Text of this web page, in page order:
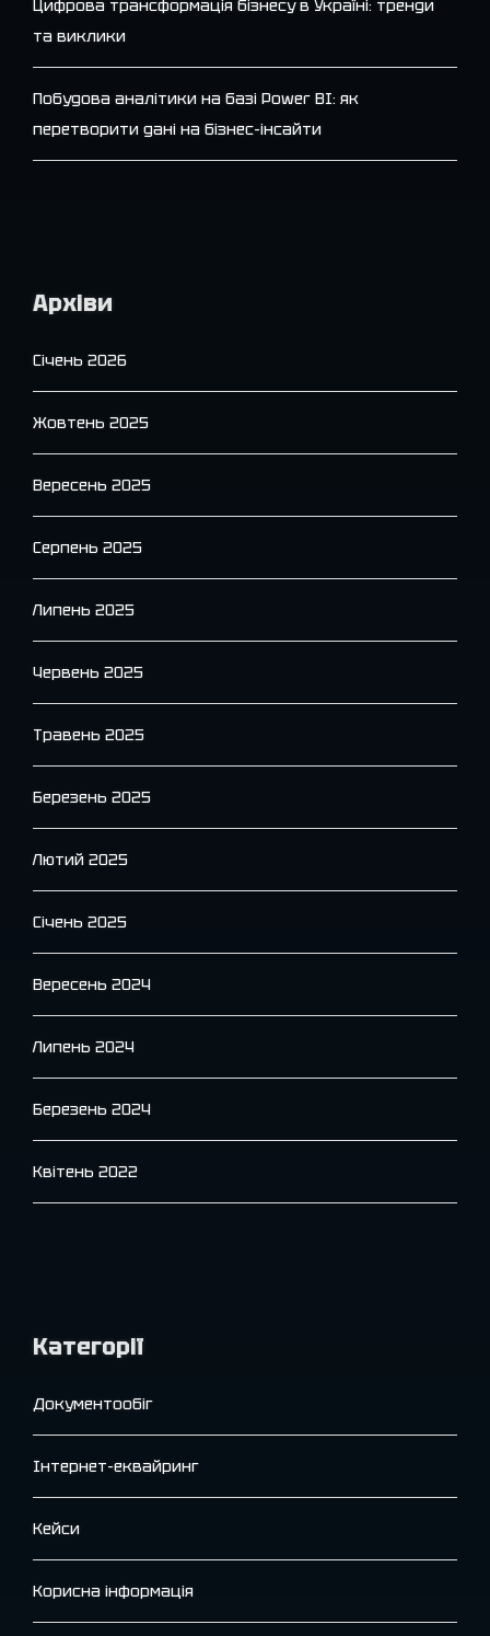
Цифрова трансформація бізнесу в Україні: тренди
та виклики
Побудова аналітики на базі Power BI: як
перетворити дані на бізнес-інсайти
Архіви
Січень 2026
Жовтень 2025
Вересень 2025
Серпень 2025
Липень 2025
Червень 2025
Травень 2025
Березень 2025
Лютий 2025
Січень 2025
Вересень 2024
Липень 2024
Березень 2024
Квітень 2022
Категорії
Документообіг
Інтернет-еквайринг
Кейси
Корисна інформація